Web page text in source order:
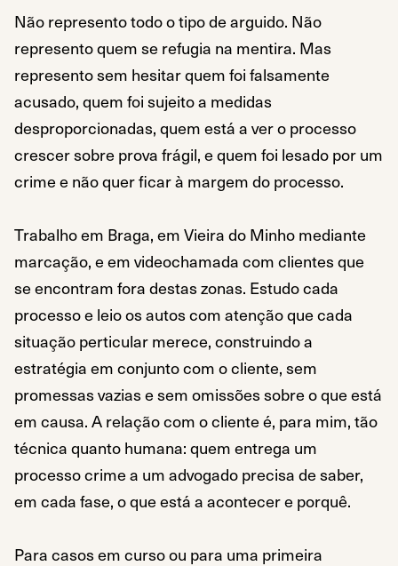
Não represento todo o tipo de arguido. Não
represento quem se refugia na mentira. Mas
represento sem hesitar quem foi falsamente
acusado, quem foi sujeito a medidas
desproporcionadas, quem está a ver o processo
crescer sobre prova frágil, e quem foi lesado por um
crime e não quer ficar à margem do processo.
Trabalho em Braga, em Vieira do Minho mediante
marcação, e em videochamada com clientes que
se encontram fora destas zonas. Estudo cada
processo e leio os autos com atenção que cada
situação perticular merece, construindo a
estratégia em conjunto com o cliente, sem
promessas vazias e sem omissões sobre o que está
em causa. A relação com o cliente é, para mim, tão
técnica quanto humana: quem entrega um
processo crime a um advogado precisa de saber,
em cada fase, o que está a acontecer e porquê.
Para casos em curso ou para uma primeira